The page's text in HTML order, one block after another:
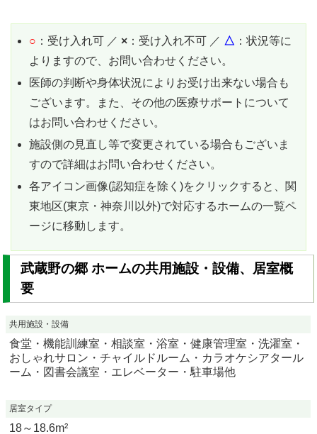
○ ：受け入れ可 ／ × ：受け入れ不可 ／ △ ：状況等に
よりますので、お問い合わせください。
医師の判断や身体状況によりお受け出来ない場合も
ございます。また、その他の医療サポートについて
はお問い合わせください。
施設側の見直し等で変更されている場合もございま
すので詳細はお問い合わせください。
各アイコン画像(認知症を除く)をクリックすると、関
東地区(東京・神奈川以外)で対応するホームの一覧ペ
ージに移動します。
武蔵野の郷 ホームの共用施設・設備、居室概
要
共用施設・設備
食堂・機能訓練室・相談室・浴室・健康管理室・洗濯室・
おしゃれサロン・チャイルドルーム・カラオケシアタール
ーム・図書会議室・エレベーター・駐車場他
居室タイプ
18～18.6m²